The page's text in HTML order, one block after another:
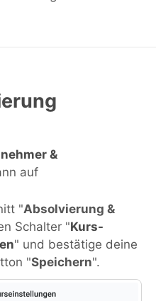
&
auf
"Absolvierung &
Schalter "Kurs-
" und bestätige deine
"Speichern".